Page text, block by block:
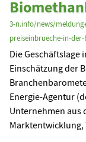
3-n.info/news/
preiseinbrueche-in-
Die Geschäftslage
Einschätzung der
Energie-Agentur
Unternehmen aus